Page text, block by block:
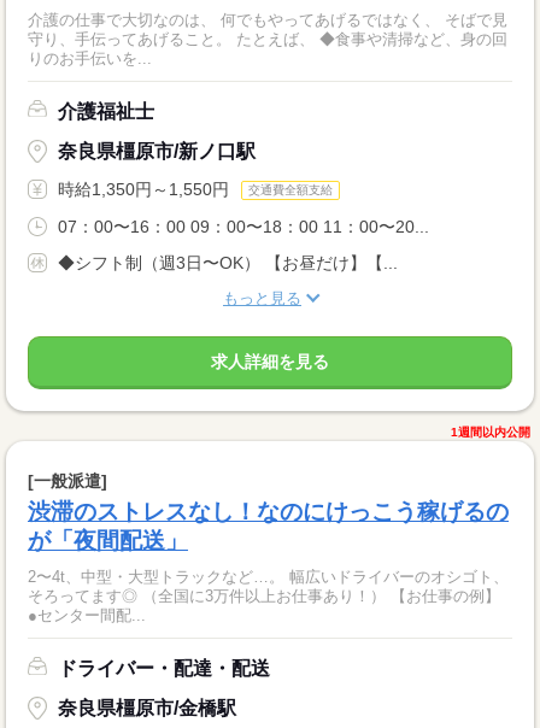
介護の仕事で大切なのは、 何でもやってあげるではなく、 そばで見
守り、手伝ってあげること。 たとえば、 ◆食事や清掃など、身の回
りのお手伝いを...
介護福祉士
奈良県橿原市/新ノ口駅
時給1,350円～1,550円 交通費全額支給
07：00〜16：00 09：00〜18：00 11：00〜20...
◆シフト制（週3日〜OK） 【お昼だけ】【...
もっと見る
求人詳細を見る
1週間以内公開
[一般派遣]
渋滞のストレスなし！なのにけっこう稼げるの
が「夜間配送」
2〜4t、中型・大型トラックなど…。 幅広いドライバーのオシゴト、
そろってます◎ （全国に3万件以上お仕事あり！） 【お仕事の例】
●センター間配...
ドライバー・配達・配送
奈良県橿原市/金橋駅